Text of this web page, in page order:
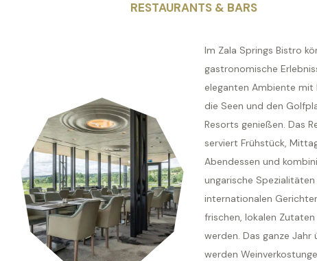
RESTAURANTS & BARS
Im Zala Springs Bistro
gastronomische
eleganten Ambiente mit
die Seen und den
Resorts genießen. Das
serviert Frühstück,
Abendessen und
ungarische
internationalen
frischen, lokalen
werden. Das ganze Jahr
werden